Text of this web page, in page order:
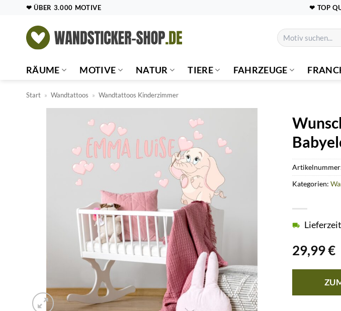
springen
❤ ÜBER 3.000 MOTIVE ❤ TOP
Suchen
nach:
RÄUME MOTIVE NATUR TIERE FAHRZEUGE
Start » Wandtattoos » Wandtattoos Kinderzimmer
29,99€
Kategorien: